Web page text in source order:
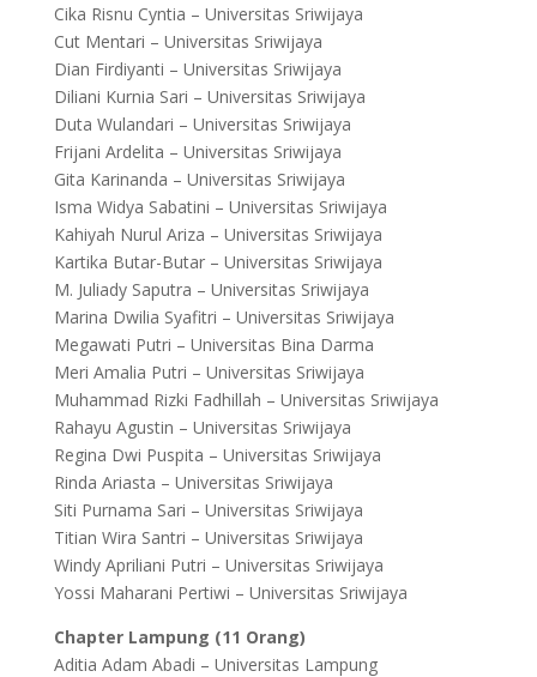
Cika Risnu Cyntia – Universitas Sriwijaya
Cut Mentari – Universitas Sriwijaya
Dian Firdiyanti – Universitas Sriwijaya
Diliani Kurnia Sari – Universitas Sriwijaya
Duta Wulandari – Universitas Sriwijaya
Frijani Ardelita – Universitas Sriwijaya
Gita Karinanda – Universitas Sriwijaya
Isma Widya Sabatini – Universitas Sriwijaya
Kahiyah Nurul Ariza – Universitas Sriwijaya
Kartika Butar-Butar – Universitas Sriwijaya
M. Juliady Saputra – Universitas Sriwijaya
Marina Dwilia Syafitri – Universitas Sriwijaya
Megawati Putri – Universitas Bina Darma
Meri Amalia Putri – Universitas Sriwijaya
Muhammad Rizki Fadhillah – Universitas Sriwijaya
Rahayu Agustin – Universitas Sriwijaya
Regina Dwi Puspita – Universitas Sriwijaya
Rinda Ariasta – Universitas Sriwijaya
Siti Purnama Sari – Universitas Sriwijaya
Titian Wira Santri – Universitas Sriwijaya
Windy Apriliani Putri – Universitas Sriwijaya
Yossi Maharani Pertiwi – Universitas Sriwijaya
Chapter Lampung (11 Orang)
Aditia Adam Abadi – Universitas Lampung